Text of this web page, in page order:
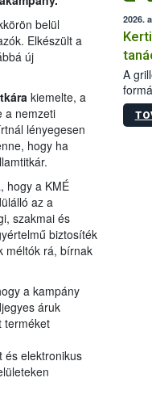
belül
Elkészült a
új
kiemelte, a
a nemzeti
lényegesen
hogy ha
hogy a KMÉ
az a
szakmai és
biztosíték
méltók rá, bírnak
a kampány
áruk
terméket
és elektronikus
2026.
A